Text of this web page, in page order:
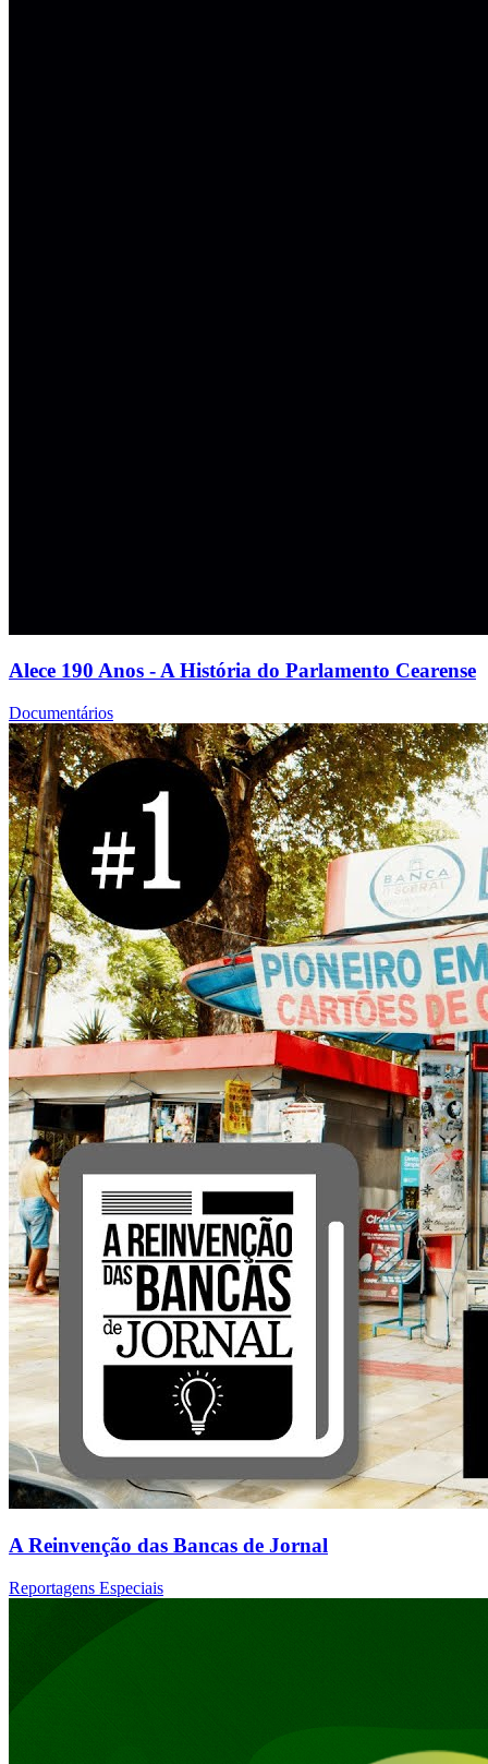
Alece 190 Anos - A História do Parlamento Cearense
Documentários
A Reinvenção das Bancas de Jornal
Reportagens Especiais